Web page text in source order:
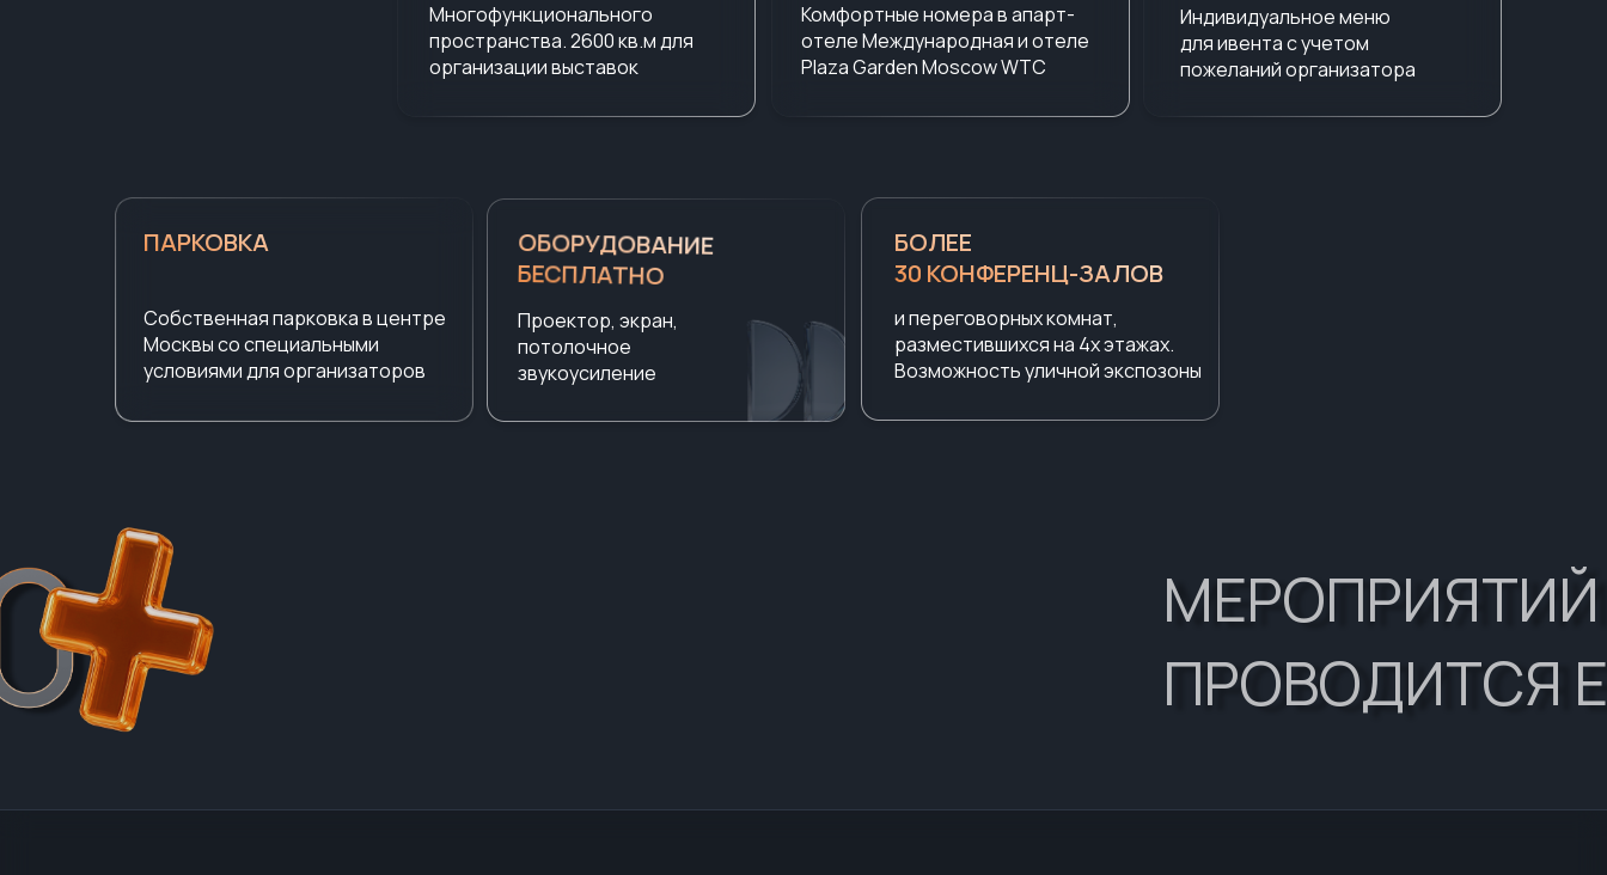
МЕРОПРИЯТИЙ
ПРОВОДИТСЯ
Индивидуальное меню
для ивента с учетом
пожеланий организатора
ПАРКОВКА
Собственная парковка в центре
Москвы со специальными
условиями для организаторов
Комфортные номера в апарт-
отеле Международная и отеле
Plaza Garden Moscow WTC
БОЛЕЕ
30 КОНФЕРЕНЦ-ЗАЛОВ
и переговорных комнат,
разместившихся на 4х этажах.
Возможность уличной экспозоны
ОБОРУДОВАНИЕ
БЕСПЛАТНО
Проектор, экран,
потолочное
звукоусиление
Многофункционального
пространства. 2600 кв.м для
организации выставок